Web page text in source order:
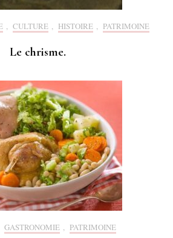
, CULTURE , HISTOIRE , PATRIMOINE
Le chrisme.
GASTRONOMIE , PATRIMOINE